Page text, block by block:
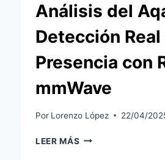
Análisis del
Detección Real
Presencia con
mmWave
Por Lorenzo López 22/04/
LEER MÁS ANÁLISIS